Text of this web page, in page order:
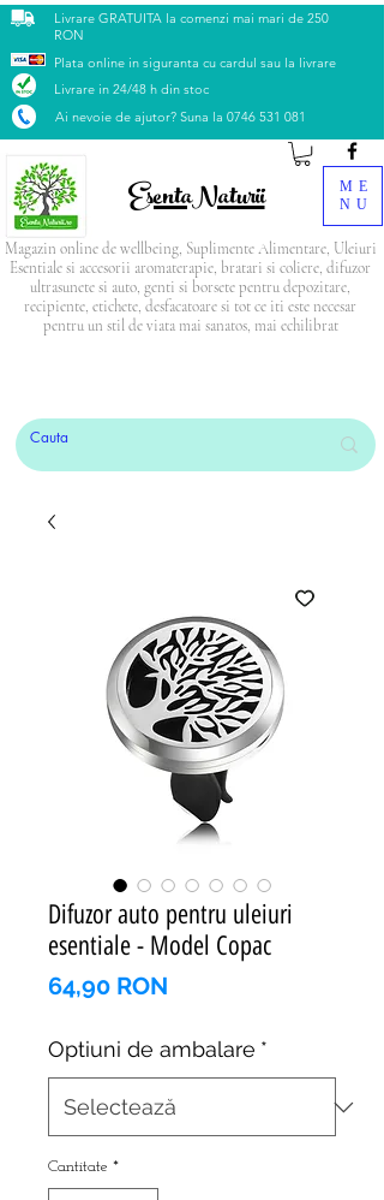
EsentaNaturii
Livrare GRATUITA la comenzi mai mari de 250
RON
Plata online in siguranta cu cardul sau la livrare
Livrare in 24/48 h din stoc
Ai nevoie de ajutor? Suna la 0746 531 081
ME
NU
Magazin online de wellbeing, Suplimente Alimentare, Uleiuri
Esentiale si accesorii aromaterapie, bratari si coliere, difuzor
ultrasunete si auto, genti si borsete pentru depozitare,
recipiente, etichete, desfacatoare si tot ce iti este necesar
pentru un stil de viata mai sanatos, mai echilibrat
Difuzor auto pentru uleiuri
esentiale - Model Copac
64,90 RON
Optiuni de ambalare *
Cantitate *